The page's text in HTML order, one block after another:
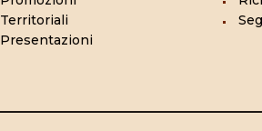
Territoriali
Presentazioni